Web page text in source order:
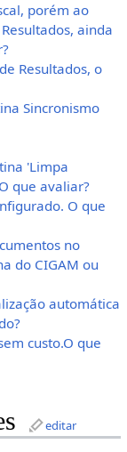
porém ao
ainda
Resultados, o
Sincronismo
'Limpa
que avaliar?
O que
no
do CIGAM ou
automática
custo.O que
editar